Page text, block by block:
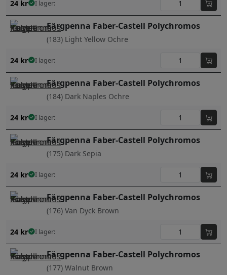
24 kr I lager:
Färgpenna Faber-Castell Polychromos
(183) Light Yellow Ochre
24 kr I lager:
Färgpenna Faber-Castell Polychromos
(184) Dark Naples Ochre
24 kr I lager:
Färgpenna Faber-Castell Polychromos
(175) Dark Sepia
24 kr I lager:
Färgpenna Faber-Castell Polychromos
(176) Van Dyck Brown
24 kr I lager:
Färgpenna Faber-Castell Polychromos
(177) Walnut Brown